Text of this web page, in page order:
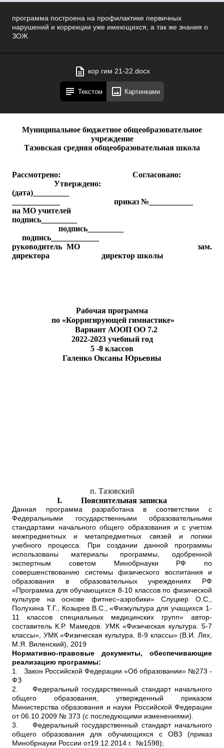
программа построена на профилактике первичных
нарушений и коррекции уже имеющихся, а так же знания о
ЗОЖ
кор гим 21-22.docx
Текстом Картинками
Муниципальное бюджетное общеобразовательное
учреждение
Тазовская средняя общеобразовательная школа
Рассмотрено: Согласовано:
Утверждено:
(дата)_________
____________ приказ №___________
на МО учителей
подпись_________
подпись
подпись____________
руководитель МО зам.
директора директор школы
Рабочая программа
по «Корригирующей гимнастике»
Вариант АООП ОО 7.2
2022-2023 учебный год
5 -8 классов
Галенко Оксаны Юрьевны
п. Тазовский
I.
Пояснительная записка
Данная программа разработана в соответствии с
Федеральными государственными образовательными
стандартами начального общего образования и с учетом
межпредметных и метапредметных связей и логики
учебного процесса. При создании данной программы
использованы материалы программы, одобренной
экспертным советом Минобрнауки РФ по
совершенствованию системы физического воспитания и
образования в образовательных учреждениях РФ
«Программа для обучающихся 8-10 классов по физической
культуре на основе фитнес–аэробики» Слуцкер О.С.,
Полухина Т.Г., Козырев В.С., «Физкультура для учащихся 1-
11 классов специальных медицинских групп» автор-
составитель К.Р. Мамедов. УМК «Физическая культура. 5-7
классы», УМК «Физическая культура. 8-9 классы» (В.И. Лях,
М.Я. Виленский), 2019
Нормативно-правовые документы, обеспечивающие
реализацию программы:
1.
Закон Российской Федерации «Об образовании» №273 -
ФЗ
2.
Федеральный государственный стандарт начального
общего образования, утвержденный приказом
Министерства образования и науки Российской Федерации
от 06.10.2009 № 373 (с последующими изменениями).
3.
Федеральный государственный стандарт начального
общего образования для обучающихся с ОВЗ (приказ
Минобрнауки России от19.12.2014 г. №1598);